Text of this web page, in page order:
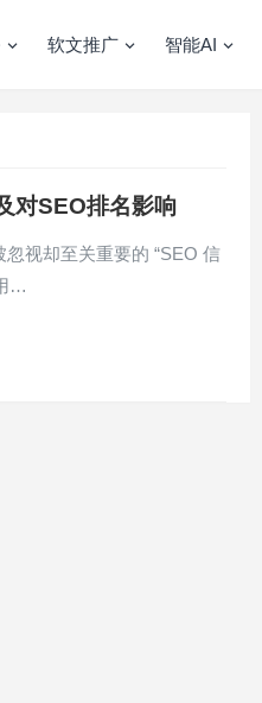
软文推广 智能AI
对SEO排名影响
视却至关重要的 “SEO 信
…